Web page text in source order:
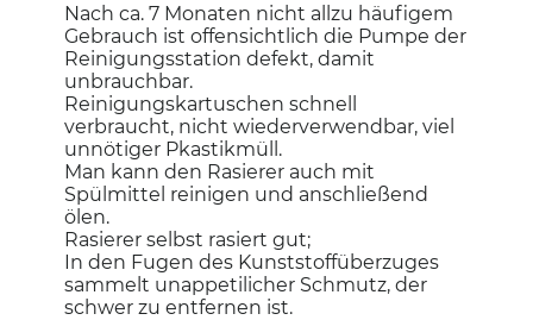
Nach ca. 7 Monaten nicht allzu häufigem
Gebrauch ist offensichtlich die Pumpe der
Reinigungsstation defekt, damit
unbrauchbar.
Reinigungskartuschen schnell
verbraucht, nicht wiederverwendbar, viel
unnötiger Pkastikmüll.
Man kann den Rasierer auch mit
Spülmittel reinigen und anschließend
ölen.
Rasierer selbst rasiert gut;
In den Fugen des Kunststoffüberzuges
sammelt unappetilicher Schmutz, der
schwer zu entfernen ist.